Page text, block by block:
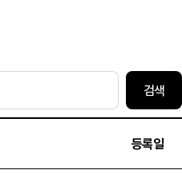
등록일
검색